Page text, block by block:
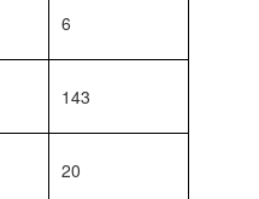
6
143
20